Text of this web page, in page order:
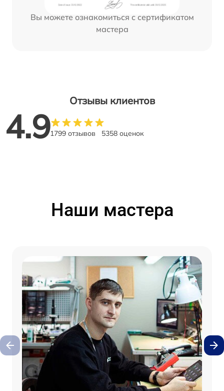
Вы можете ознакомиться с сертификатом
мастера
Отзывы клиентов
4.91799 отзывов 5358 оценок
Наши мастера